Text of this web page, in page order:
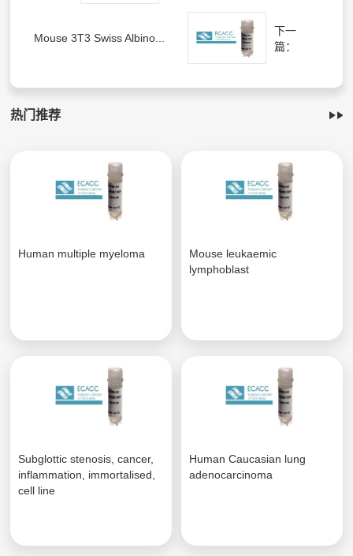
Mouse 3T3 Swiss Albino...
下一
篇：
热门推荐
Human multiple myeloma
Mouse leukaemic
lymphoblast
Subglottic stenosis, cancer,
inflammation, immortalised,
cell line
Human Caucasian lung
adenocarcinoma